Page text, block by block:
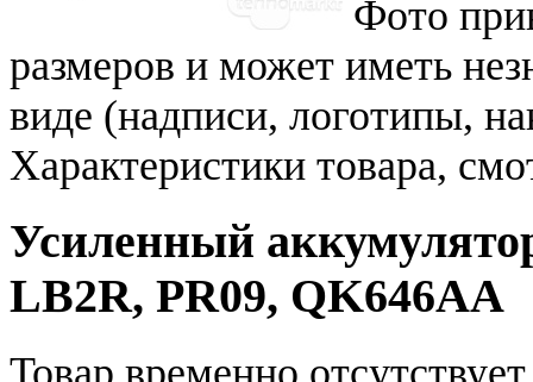
Фото
размеров и может иметь
виде (надписи, логотипы,
Характеристики товара,
Усиленный
LB2R, PR09, QK646AA
Товар временно